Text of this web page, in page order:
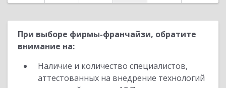
При выборе фирмы-франчайзи, обратите
внимание на:
Наличие и количество специалистов,
аттестованных на внедрение технологий